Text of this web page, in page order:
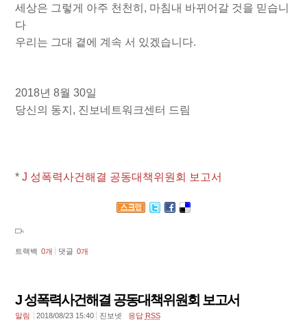
세상은 그렇게 아주 천천히, 마침내 바뀌어갈 것을 믿습니
다
우리는 그대 곁에 계속 서 있겠습니다.
2018년 8월 30일
당신의 동지, 진보네트워크센터 드림
*J 성폭력사건해결 공동대책위원회 보고서
트랙백 0개 댓글 0개
J 성폭력사건해결 공동대책위원회 보고서
알림 2018/08/23 15:40 진보넷 응답 RSS